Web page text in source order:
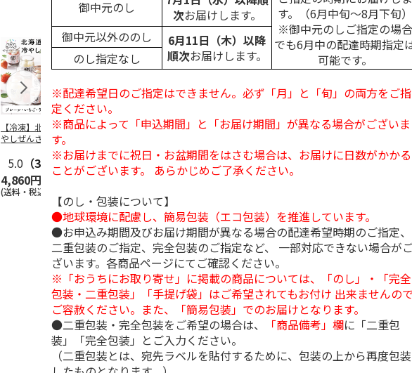
【冷凍】北海道 冷
やしぜんざい 3種6
5.0 （3）
4,860円
(送料・税込)
＜お中元＞東京あん
個入
4.0（1）
2,300円
＜お中元＞江戸日本
入
4.0（1）
2,000円
＜お中元＞ななこ
4.5 （2）
2,160円
＜お中元
御中元のし
次お届けします。
す。（6月中旬～8月下旬）
※御中元のしご指定の場合
でも6月中の配達時期指定
可能です。
御中元以外ののし
6月11日（木）以降
順次お届けします。
のし指定なし
※配達希望日のご指定はできません。必ず「月」と「旬」の両方をご指
定ください。
※商品によって「申込期間」と「お届け期間」が異なる場合がございま
す。
※お届けまでに祝日・お盆期間をはさむ場合は、お届けに日数がかかる
ことがございます。 あらかじめご了承ください。
【のし・包装について】
●地球環境に配慮し、簡易包装（エコ包装）を推進しています。
●お申込み期間及びお届け期間が異なる場合の配達希望時期のご指定、
二重包装のご指定、完全包装のご指定など、 一部対応できない場合が
ざいます。各商品ページにてご確認ください。
※「おうちにお取り寄せ」に掲載の商品については、「のし」・「完全
包装・二重包装」「手提げ袋」はご希望されてもお付け 出来ませんので
ご容赦ください。また、「簡易包装」でのお届けとなります。
●二重包装・完全包装をご希望の場合は、
「商品備考」欄に「二重包
装」「完全包装」とご入力ください。
（二重包装とは、宛先ラベルを貼付するために、包装の上から再度包装